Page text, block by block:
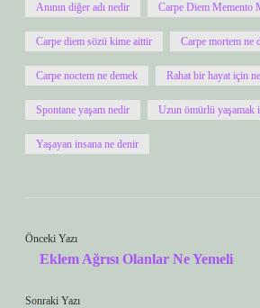
Anının diğer adı nedir Carpe Diem Memento
Carpe diem sözü kime aittir Carpe mortem ne
Carpe noctem ne demek Rahat bir hayat için
Spontane yaşam nedir Uzun ömürlü yaşamak
Yaşayan insana ne denir
Önceki Yazı
Eklem Ağrısı Olanlar Ne Yemeli
Sonraki Yazı